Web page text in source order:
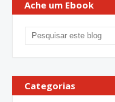
Ache um Ebook
Categorias